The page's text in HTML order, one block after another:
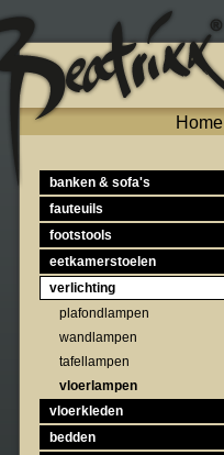
Home
banken & sofa's
fauteuils
footstools
eetkamerstoelen
verlichting
plafondlampen
wandlampen
tafellampen
vloerlampen
vloerkleden
bedden